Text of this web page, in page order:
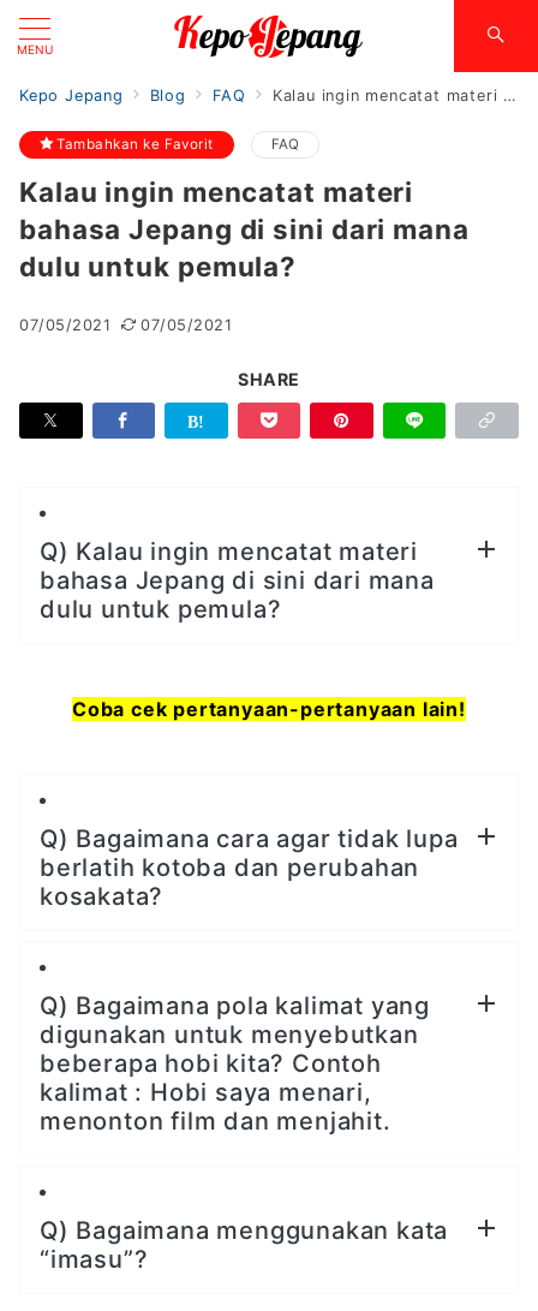
MENU
Kepo Jepang Blog FAQ Kalau ingin mencatat materi bahasa Jepang di sini dari mana dulu untuk pemula?
Tambahkan ke Favorit FAQ
Kalau ingin mencatat materi
bahasa Jepang di sini dari mana
dulu untuk pemula?
07/05/2021 07/05/2021
SHARE
Q) Kalau ingin mencatat materi
bahasa Jepang di sini dari mana
dulu untuk pemula?
Coba cek pertanyaan-pertanyaan lain!
Q) Bagaimana cara agar tidak lupa
berlatih kotoba dan perubahan
kosakata?
Q) Bagaimana pola kalimat yang
digunakan untuk menyebutkan
beberapa hobi kita? Contoh
kalimat : Hobi saya menari,
menonton film dan menjahit.
Q) Bagaimana menggunakan kata
“imasu”?